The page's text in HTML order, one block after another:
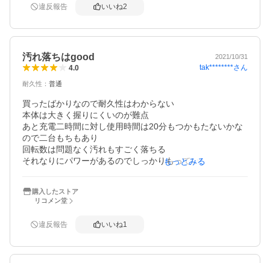
違反報告 いいね2
汚れ落ちはgood 2021/10/31
4.0 tak********さん
耐久性 ： 普通
買ったばかりなので耐久性はわからない
本体は大きく握りにくいのが難点
あと充電二時間に対し使用時間は20分もつかもたないかな
ので二台もちもあり
回転数は問題なく汚れもすごく落ちる
それなりにパワーがあるのでしっかりもっていないと回転
もっとみる
購入したストア
リコメン堂
違反報告 いいね1